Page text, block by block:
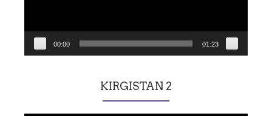
00:00 01:23
KIRGISTAN 2